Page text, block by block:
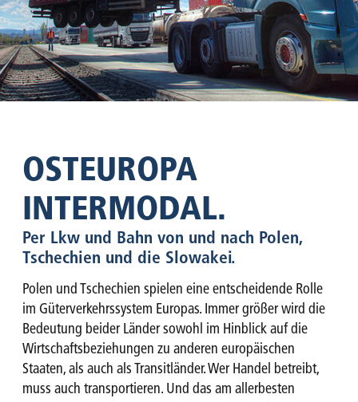
OSTEUROPA
INTERMODAL.
Per Lkw und Bahn von und nach Polen,
Tschechien und die Slowakei.
Polen und Tschechien spielen eine entscheidende Rolle
im Güterverkehrssystem Europas. Immer größer wird die
Bedeutung beider Länder sowohl im Hinblick auf die
Wirtschaftsbeziehungen zu anderen europäischen
Staaten, als auch als Transitländer. Wer Handel betreibt,
muss auch transportieren. Und das am allerbesten